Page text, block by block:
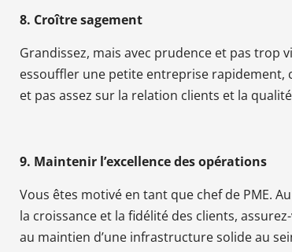
8. Croître sagement
Grandissez, mais avec prudence et pas
essouffler une petite entreprise rapidement,
et pas assez sur la relation clients et la
9. Maintenir l’excellence des opérations
Vous êtes motivé en tant que chef de PME.
la croissance et la fidélité des clients,
au maintien d’une infrastructure solide au